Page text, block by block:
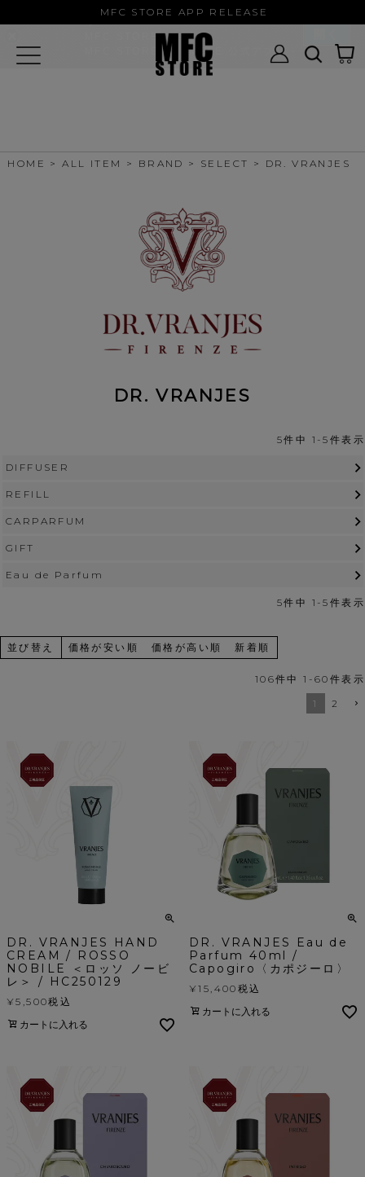
MFC STORE APP RELEASE
HOME ALL ITEM BRAND SELECT DR. VRANJES
DR. VRANJES
5件中 1 -5 件表示
DIFFUSER
REFILL
CARPARFUM
GIFT
Eau de Parfum
5件中 1 -5 件表示
並び替え 価格が安い順 価格が高い順 新着順
106件中 1 - 60 件表示
1
2
DR. VRANJES HAND
CREAM / ROSSO
NOBILE ＜ロッソ ノービ
レ＞ / HC250129
¥5,500税込
カートに入れる
DR. VRANJES Eau de
Parfum 40ml /
Capogiro〈カポジーロ〉
¥15,400 税込
カートに入れる
MFC STORE
MFC STORE/EXAMPLE 公式アプリ -
Google Play